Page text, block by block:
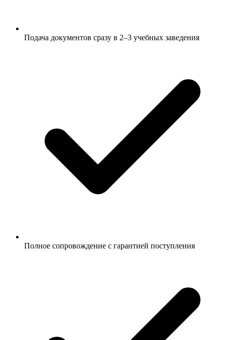
Подача документов сразу в 2–3 учебных заведения
Полное сопровождение с гарантией поступления